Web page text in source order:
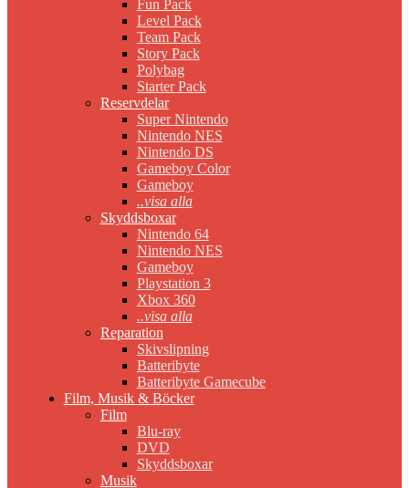
Fun Pack
Level Pack
Team Pack
Story Pack
Polybag
Starter Pack
Reservdelar
Super Nintendo
Nintendo NES
Nintendo DS
Gameboy Color
Gameboy
..visa alla
Skyddsboxar
Nintendo 64
Nintendo NES
Gameboy
Playstation 3
Xbox 360
..visa alla
Reparation
Skivslipning
Batteribyte
Batteribyte Gamecube
Film, Musik & Böcker
Film
Blu-ray
DVD
Skyddsboxar
Musik